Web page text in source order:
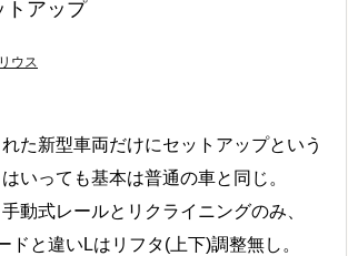
トアップ
ウス
た新型車両だけにセットアップという
いっても基本は普通の車と同じ。
動式レールとリクライニングのみ、
ドと違いLはリフタ(上下)調整無し。